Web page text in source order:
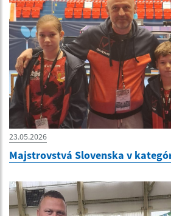
23.05.2026
Majstrovstvá Slovenska v